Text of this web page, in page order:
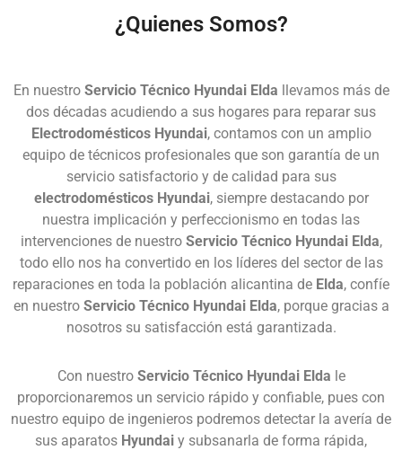
¿Quienes Somos?
En nuestro Servicio Técnico Hyundai Elda llevamos más de
dos décadas acudiendo a sus hogares para reparar sus
Electrodomésticos Hyundai, contamos con un amplio
equipo de técnicos profesionales que son garantía de un
servicio satisfactorio y de calidad para sus
electrodomésticos Hyundai, siempre destacando por
nuestra implicación y perfeccionismo en todas las
intervenciones de nuestro Servicio Técnico Hyundai Elda,
todo ello nos ha convertido en los líderes del sector de las
reparaciones en toda la población alicantina de Elda, confíe
en nuestro Servicio Técnico Hyundai Elda, porque gracias a
nosotros su satisfacción está garantizada.
Con nuestro Servicio Técnico Hyundai Elda le
proporcionaremos un servicio rápido y confiable, pues con
nuestro equipo de ingenieros podremos detectar la avería de
sus aparatos Hyundai y subsanarla de forma rápida,